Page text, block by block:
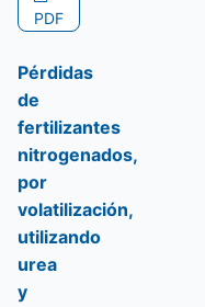
PDF
Pérdidas
de
fertilizantes
nitrogenados,
por
volatilización,
utilizando
urea
y